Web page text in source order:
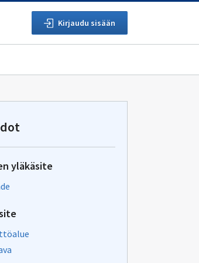
Kirjaudu sisään
yläkäsite